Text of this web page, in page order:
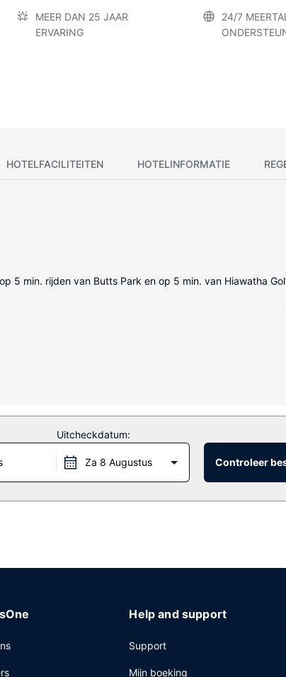
MEER DAN 25 JAAR
ERVARING
24/7
HOTELFACILITEITEN HOTELINFORMATIE
5 min. rijden van Butts Park en op 5 min. van Hiawatha
schoongemaakt.
een gratis continentaal ontbijt.
een wasserij en een lift. Ter plaatse heb je gratis
Uitcheckdatum:
Za 8 Augustus Controleer
Help and support
Support
Mijn boeking